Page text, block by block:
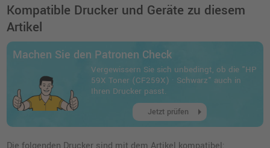
o. MwSt.
343,49 €
HP 59A Toner (CF259A) · Schwarz
o. MwSt.105,87 €
125,99 €
inkl. MwSt. zzgl. Versand
Kompatible Drucker und Geräte zu diesem
Artikel
Machen Sie den Patronen Check
Vergewissern Sie sich unbedingt, ob die "HP
59X Toner (CF259X) · Schwarz" auch in
Ihren Drucker passt.
Jetzt prüfen arrow_right